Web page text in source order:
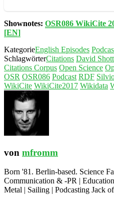
Shownotes: OSR086 WikiCite
[EN]
KategorieEnglish Episodes
SchlagwörterCitations David
Citations Corpus Open Science
OSR OSR086 Podcast RDF
WikiCite WikiCite2017 Wikidata
von mfromm
Born '81. Berlin-based. Science
Communication & -PR |
Metal | Sailing | Podcasting Jack